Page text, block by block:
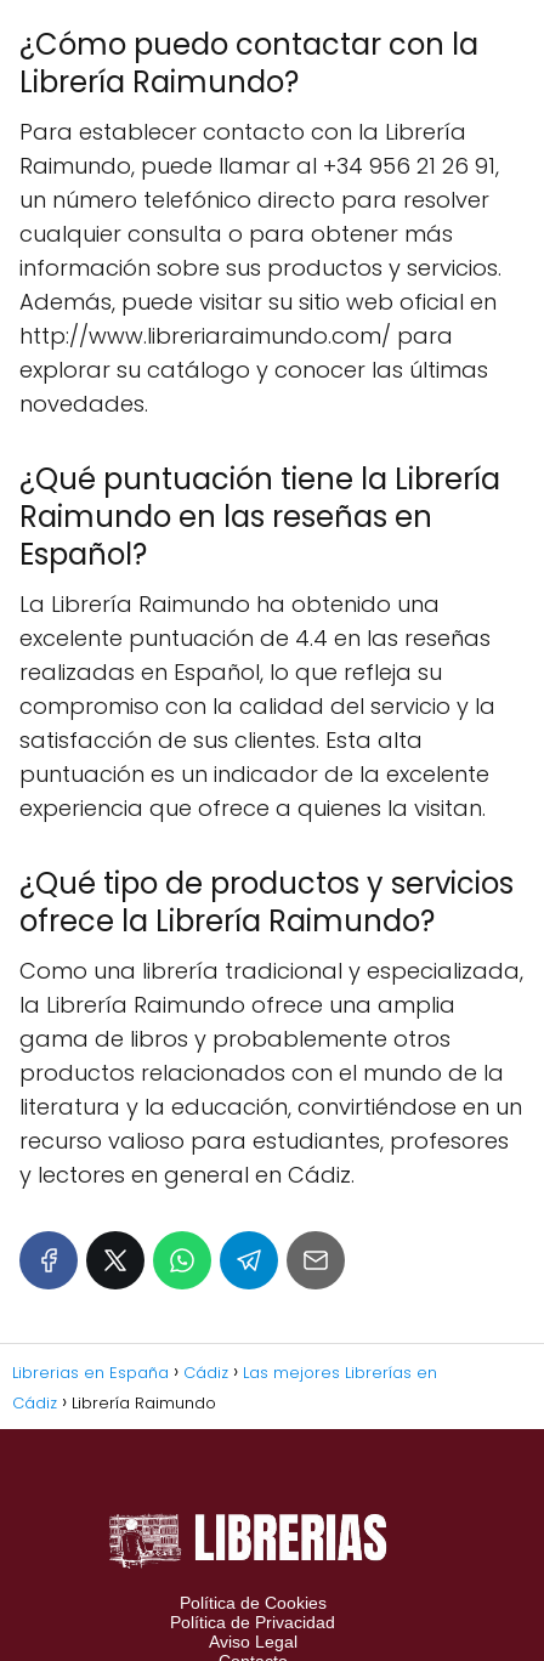
¿Cómo puedo contactar con la
Librería Raimundo?
Para establecer contacto con la Librería
Raimundo, puede llamar al +34 956 21 26 91,
un número telefónico directo para resolver
cualquier consulta o para obtener más
información sobre sus productos y servicios.
Además, puede visitar su sitio web oficial en
http://www.libreriaraimundo.com/ para
explorar su catálogo y conocer las últimas
novedades.
¿Qué puntuación tiene la Librería
Raimundo en las reseñas en
Español?
La Librería Raimundo ha obtenido una
excelente puntuación de 4.4 en las reseñas
realizadas en Español, lo que refleja su
compromiso con la calidad del servicio y la
satisfacción de sus clientes. Esta alta
puntuación es un indicador de la excelente
experiencia que ofrece a quienes la visitan.
¿Qué tipo de productos y servicios
ofrece la Librería Raimundo?
Como una librería tradicional y especializada,
la Librería Raimundo ofrece una amplia
gama de libros y probablemente otros
productos relacionados con el mundo de la
literatura y la educación, convirtiéndose en un
recurso valioso para estudiantes, profesores
y lectores en general en Cádiz.
Librerias en España Cádiz
Las mejores Librerías en
Cádiz
Librería Raimundo
Política de Cookies
Política de Privacidad
Aviso Legal